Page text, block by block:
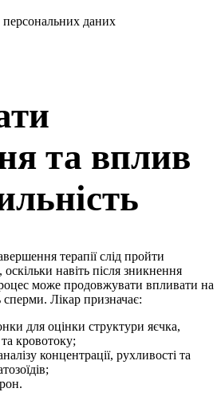
даних
та вплив
терапії слід пройти
навіть після зникнення
може продовжувати впливати на
сперми. Лікар призначає:
для оцінки структури яєчка,
кровотоку;
концентрації, рухливості та